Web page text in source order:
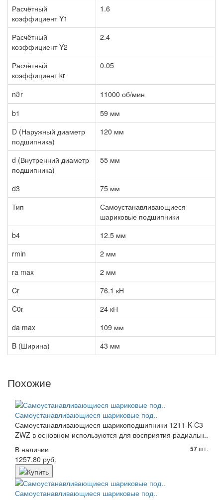
Расчётный
коэффициент Y1
1.6
Расчётный
коэффициент Y2
2.4
Расчётный
коэффициент kr
0.05
nϑr
11000 об/мин
b1
59 мм
D (Наружный диаметр
подшипника)
120 мм
d (Внутренний диаметр
подшипника)
55 мм
d3
75 мм
Тип
Самоустанавливающиеся
шариковые подшипники
b4
12.5 мм
rmin
2 мм
ra max
2 мм
Cr
76.1 кН
C0r
24 кН
da max
109 мм
B (Ширина)
43 мм
Похожие
Самоустанавливающиеся шариковые под..
Самоустанавливающиеся шарикоподшипники 1211-K-C3
ZWZ в основном используются для восприятия радиальн..
В наличии
57шт.
1257.80 руб.
Самоустанавливающиеся шариковые под..